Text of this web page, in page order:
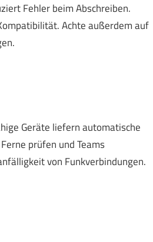
Fehler beim Abschreiben.
Achte außerdem auf
Geräte liefern automatische
prüfen und Teams
von Funkverbindungen.